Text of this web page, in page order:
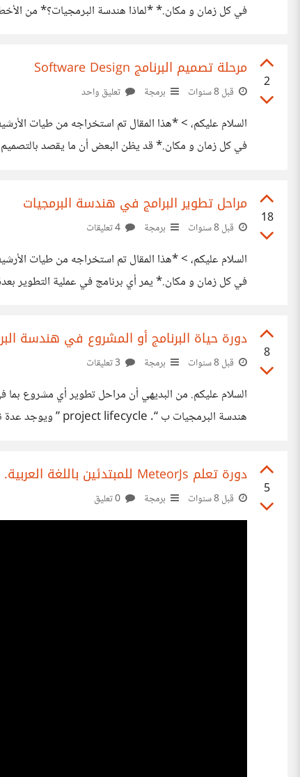
في كل زمان و مكان.* *لماذا هندسة البرمجيات؟* من
2
مرحلة تصميم البرنامج Software Design
قبل 8 سنوات برمجة تعليق واحد
السلام عليكم، > *هذا المقال تم استخراجه من طيات
18
مراحل تطوير البرامج في هندسة البرمجيات
قبل 8 سنوات برمجة
السلام عليكم، > *هذا المقال تم استخراجه من طيات
8
دورة حياة البرنامج أو المشروع في هندسة
قبل 8 سنوات برمجة
السلام عليكم. من البديهي أن مراحل تطوير أي مشروع بما
5
دورة تعلم MeteorJs للمبتدئين باللغة العربية.
قبل 8 سنوات برمجة